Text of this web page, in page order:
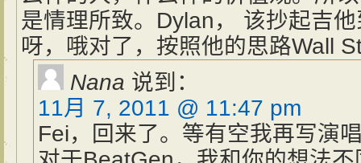
是情理所致。Dylan， 该抄起吉
呀，哦对了，按照他的思路Wall
Nana 说到：
11月 7, 2011 @ 11:47 pm
Fei，回来了。等有空我再写演